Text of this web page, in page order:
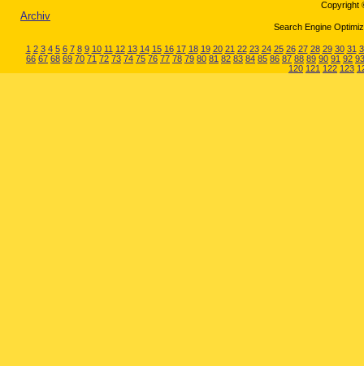
Copyright
Archiv
Search Engine
1 2 3 4 5 6 7 8 9 10 11 12 13 14 15 16 17 18 19 20 21 22 23 24 25 26 27 28 29 30 31
66 67 68 69 70 71 72 73 74 75 76 77 78 79 80 81 82 83 84 85 86 87 88 89 90 91 92 93
120 121 122 123